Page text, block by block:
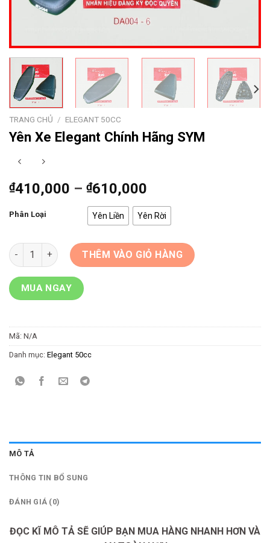
TRANG CHỦ / ELEGANT 50CC
Yên Xe Elegant Chính Hãng SYM
₫410,000 – ₫610,000
Phân Loại Yên Liền Yên Rời
Yên Xe Elegant Chính Hãng SYM số lượng
THÊM VÀO GIỎ HÀNG
MUA NGAY
Mã: N/A
Danh mục: Elegant 50cc
MÔ TẢ
THÔNG TIN BỔ SUNG
ĐÁNH GIÁ (0)
ĐỌC KĨ MÔ TẢ SẼ GIÚP BẠN MUA HÀNG NHANH HƠN VÀ